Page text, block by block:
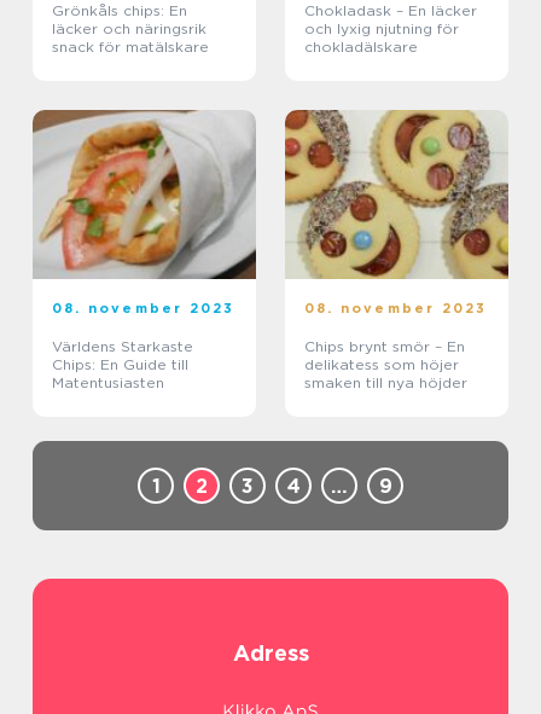
Grönkåls chips: En
läcker och näringsrik
snack för matälskare
Chokladask – En läcker
och lyxig njutning för
chokladälskare
08. november 2023
Världens Starkaste
Chips: En Guide till
Matentusiasten
08. november 2023
Chips brynt smör – En
delikatess som höjer
smaken till nya höjder
1 2 3 4 … 9
Adress